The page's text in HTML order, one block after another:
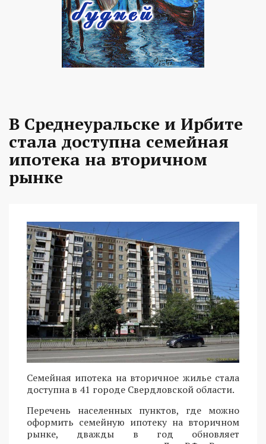
В Среднеуральске и Ирбите
стала доступна семейная
ипотека на вторичном
рынке
Семейная ипотека на вторичное жилье стала
доступна в 41 городе Свердловской области.
Перечень населенных пунктов, где можно
оформить семейную ипотеку на вторичном
рынке, дважды в год обновляет